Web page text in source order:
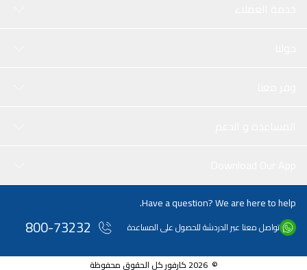
Have a question? We are here to help.
تواصل معنا عبر الدردشة للحصول على المساعدة 800-73232
© 2026 كارفور كل الحقوق محفوظة